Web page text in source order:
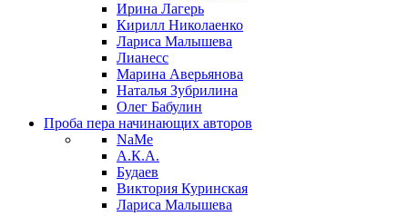
Ирина Лагерь
Кирилл Николаенко
Лариса Малышева
Лианесс
Марина Аверьянова
Наталья Зубрилина
Олег Бабулин
Проба пера начинающих авторов
NaMe
А.К.А.
Будаев
Виктория Куринская
Лариса Малышева